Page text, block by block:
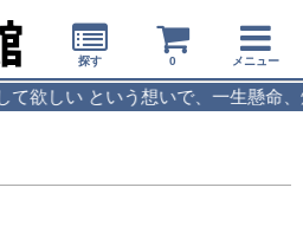
う想いで、一生懸命、焼酎を
探す 0 メニュー